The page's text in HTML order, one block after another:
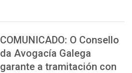
COMUNICADO: O Consello
da Avogacía Galega
garante a tramitación con